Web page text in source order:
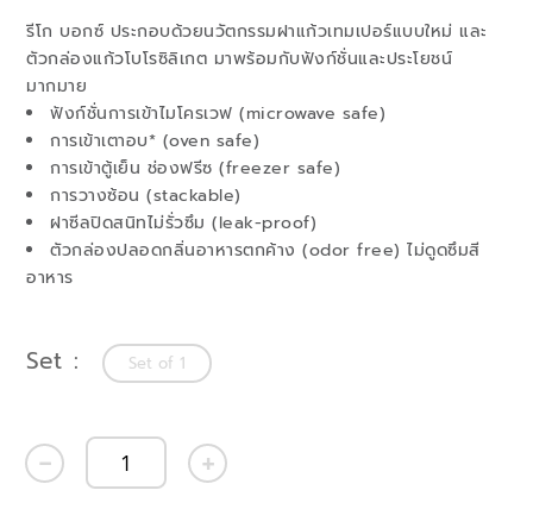
รีโก บอกซ์ ประกอบด้วยนวัตกรรมฝาแก้วเทมเปอร์แบบใหม่ และ
ตัวกล่องแก้วโบโรซิลิเกต มาพร้อมกับฟังก์ชั่นและประโยชน์
มากมาย
ฟังก์ชั่นการเข้าไมโครเวฟ (microwave safe)
การเข้าเตาอบ* (oven safe)
การเข้าตู้เย็น ช่องฟรีซ (freezer safe)
การวางซ้อน (stackable)
ฝาซีลปิดสนิทไม่รั่วซึม (leak-proof)
ตัวกล่องปลอดกลิ่นอาหารตกค้าง (odor free) ไม่ดูดซึมสี
อาหาร
Set Set of 1